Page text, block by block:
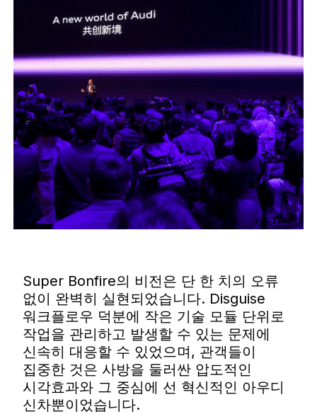
Super Bonfire의 비전은 단 한 치의 오류
없이 완벽히 실현되었습니다. Disguise
워크플로우 덕분에 작은 기술 모듈 단위로
작업을 관리하고 발생할 수 있는 문제에
신속히 대응할 수 있었으며, 관객들이
집중한 것은 사방을 둘러싼 압도적인
시각효과와 그 중심에 선 혁신적인 아우디
신차뿐이었습니다.